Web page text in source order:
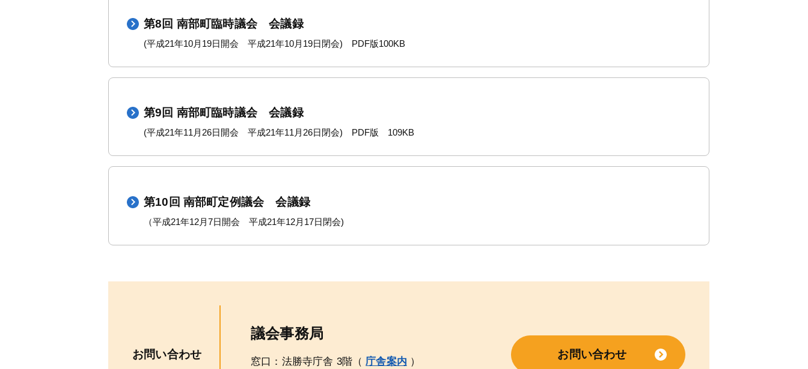
第8回 南部町臨時議会 会議録
(平成21年10月19日開会 平成21年10月19日閉会) PDF版100KB
第9回 南部町臨時議会 会議録
(平成21年11月26日開会 平成21年11月26日閉会) PDF版 109KB
第10回 南部町定例議会 会議録
（平成21年12月7日開会 平成21年12月17日閉会)
お問い合わせ
議会事務局
窓口：法勝寺庁舎 3階（庁舎案内 ）
お問い合わせ